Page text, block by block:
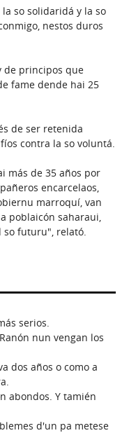
so solidaridá y la so
nestos duros
de principos que
fame dende hai 25
de ser retenida
contra la so voluntá.
más de 35 años por
encarcelaos,
marroquí, van
poblaicón saharaui,
futuru", relató.
serios.
nun vengan los
dos años o como a
abondos. Y tamién
d'un pa metese